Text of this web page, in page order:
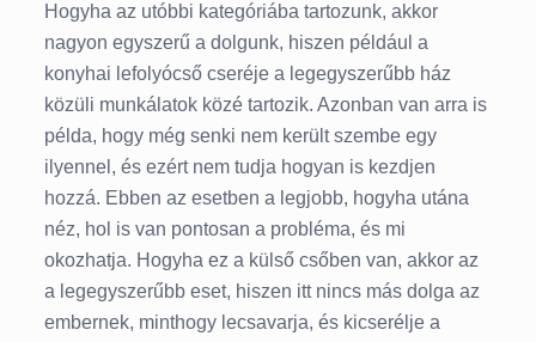
Hogyha az utóbbi kategóriába tartozunk, akkor
nagyon egyszerű a dolgunk, hiszen például a
konyhai lefolyócső cseréje a legegyszerűbb ház
közüli munkálatok közé tartozik. Azonban van arra is
példa, hogy még senki nem került szembe egy
ilyennel, és ezért nem tudja hogyan is kezdjen
hozzá. Ebben az esetben a legjobb, hogyha utána
néz, hol is van pontosan a probléma, és mi
okozhatja. Hogyha ez a külső csőben van, akkor az
a legegyszerűbb eset, hiszen itt nincs más dolga az
embernek, minthogy lecsavarja, és kicserélje a